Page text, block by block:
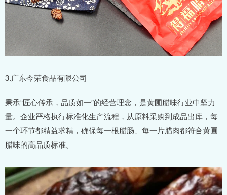
3.广东今荣食品有限公司
秉承“匠心传承，品质如一”的经营理念，是黄圃腊味行业中坚力
量。企业严格执行标准化生产流程，从原料采购到成品出库，每
一个环节都精益求精，确保每一根腊肠、每一片腊肉都符合黄圃
腊味的高品质标准。